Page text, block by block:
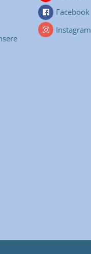
Facebook
Instagram